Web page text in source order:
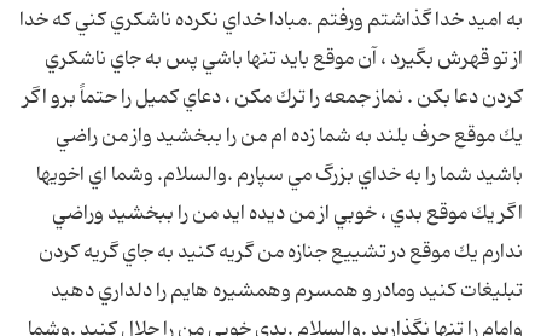
به اميد خدا گذاشتم ورفتم .مبادا خداي نكرده ناشكري كني كه خدا
از تو قهرش بگيرد ، آن موقع بايد تنها باشي پس به جاي ناشكري
كردن دعا بكن . نماز جمعه را ترك مكن ، دعاي كميل را حتماً برو اگر
يك موقع حرف بلند به شما زده ام من را ببخشيد واز من راضي
باشيد شما را به خداي بزرگ مي سپارم .والسلام. وشما اي اخويها
اگر يك موقع بدي ، خوبي از من ديده ايد من را ببخشيد وراضي
ندارم يك موقع در تشييع جنازه من گريه كنيد به جاي گريه كردن
تبليغات كنيد ومادر و همسرم وهمشيره هايم را دلداري دهيد
وامام را تنها نگذاريد .والسلام .بدي خوبي من را حلال كنيد .وشما